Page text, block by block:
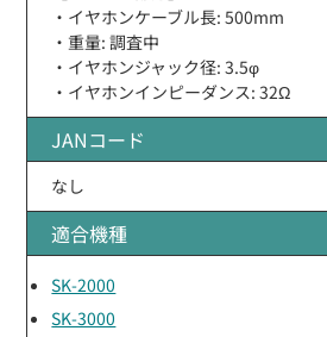
・イヤホンケーブル長: 500mm
・重量: 調査中
・イヤホンジャック径: 3.5φ
・イヤホンインピーダンス: 32Ω
JANコード
なし
適合機種
SK-2000
SK-3000